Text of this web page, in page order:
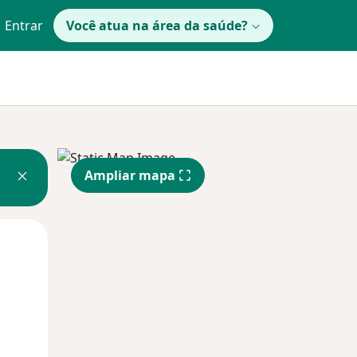
Entrar Você atua na área da saúde?
Ampliar mapa